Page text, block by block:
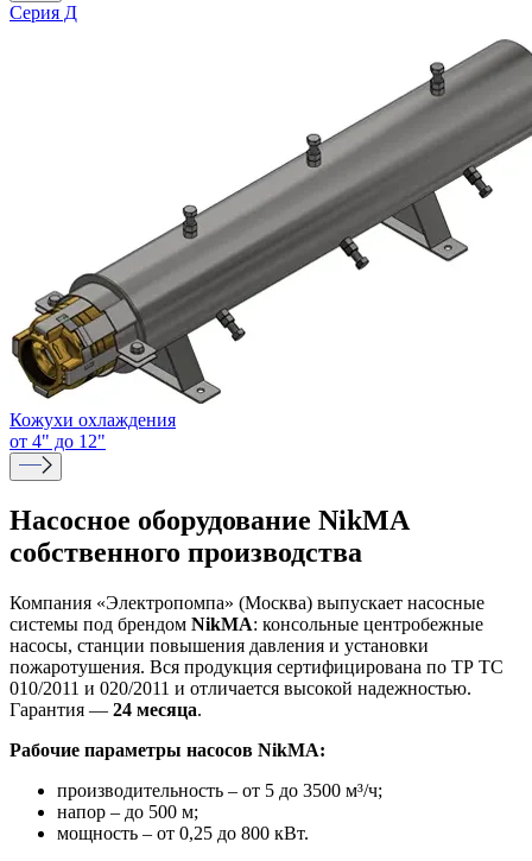
Серия Д
Кожухи охлаждения
от 4" до 12"
Насосное оборудование NikMA
собственного производства
Компания «Электропомпа» (Москва) выпускает насосные
системы под брендом NikMA: консольные центробежные
насосы, станции повышения давления и установки
пожаротушения. Вся продукция сертифицирована по ТР ТС
010/2011 и 020/2011 и отличается высокой надежностью.
Гарантия — 24 месяца.
Рабочие параметры насосов NikMA:
производительность – от 5 до 3500 м³/ч;
напор – до 500 м;
мощность – от 0,25 до 800 кВт.